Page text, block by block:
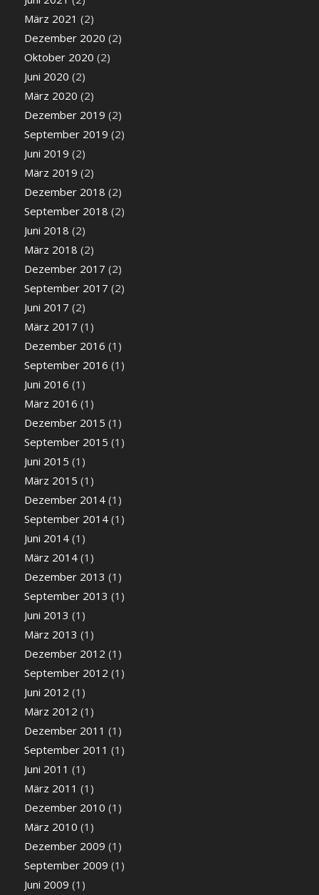
März 2021 (2)
Dezember 2020 (2)
Oktober 2020 (2)
Juni 2020 (2)
März 2020 (2)
Dezember 2019 (2)
September 2019 (2)
Juni 2019 (2)
März 2019 (2)
Dezember 2018 (2)
September 2018 (2)
Juni 2018 (2)
März 2018 (2)
Dezember 2017 (2)
September 2017 (2)
Juni 2017 (2)
März 2017 (1)
Dezember 2016 (1)
September 2016 (1)
Juni 2016 (1)
März 2016 (1)
Dezember 2015 (1)
September 2015 (1)
Juni 2015 (1)
März 2015 (1)
Dezember 2014(1)
September 2014(1)
Juni 2014(1)
März 2014(1)
Dezember 2013 (1)
September 2013 (1)
Juni 2013 (1)
März 2013 (1)
Dezember 2012 (1)
September 2012 (1)
Juni 2012 (1)
März 2012 (1)
Dezember 2011 (1)
September 2011 (1)
Juni 2011 (1)
März 2011 (1)
Dezember 2010 (1)
März 2010 (1)
Dezember 2009 (1)
September 2009 (1)
Juni 2009 (1)